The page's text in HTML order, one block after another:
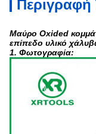
Περιγραφή
Μαύρο Oxided
επίπεδο υλικό
1. Φωτογραφία: